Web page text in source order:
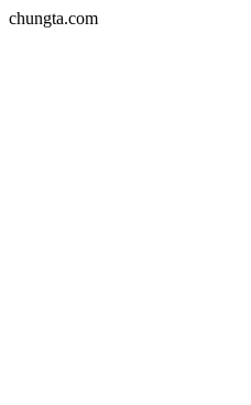
chungta.com